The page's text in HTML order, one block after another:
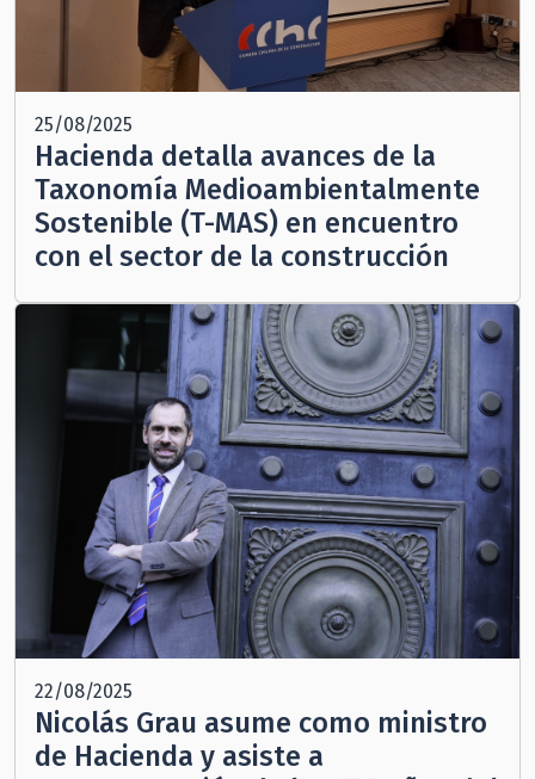
25/08/2025
Hacienda detalla avances de la
Taxonomía Medioambientalmente
Sostenible (T-MAS) en encuentro
con el sector de la construcción
22/08/2025
Nicolás Grau asume como ministro
de Hacienda y asiste a